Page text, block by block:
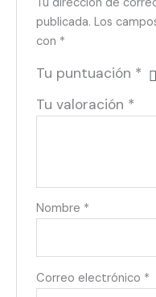
Tu dirección de
publicada. Los
con *
Tu puntuación *
Tu valoración *
Nombre *
Correo electrónico *